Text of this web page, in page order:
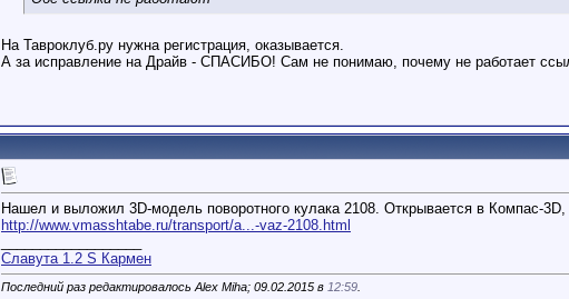
На Тавроклуб.ру нужна регистрация, оказывается.
А за исправление на Драйв - СПАСИБО! Сам не понимаю, почему не работает
Нашел и выложил 3D-модель поворотного кулака 2108. Открывается в Компас-
http://www.vmasshtabe.ru/transport/a...-vaz-2108.html
Славута 1.2 S Кармен
Последний раз редактировалось Alex Miha; 09.02.2015 в 12:59